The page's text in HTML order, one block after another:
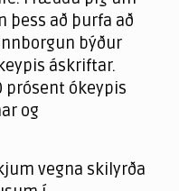
þess að þurfa að
býður
áskriftar.
prósent ókeypis
og
vegna skilyrða